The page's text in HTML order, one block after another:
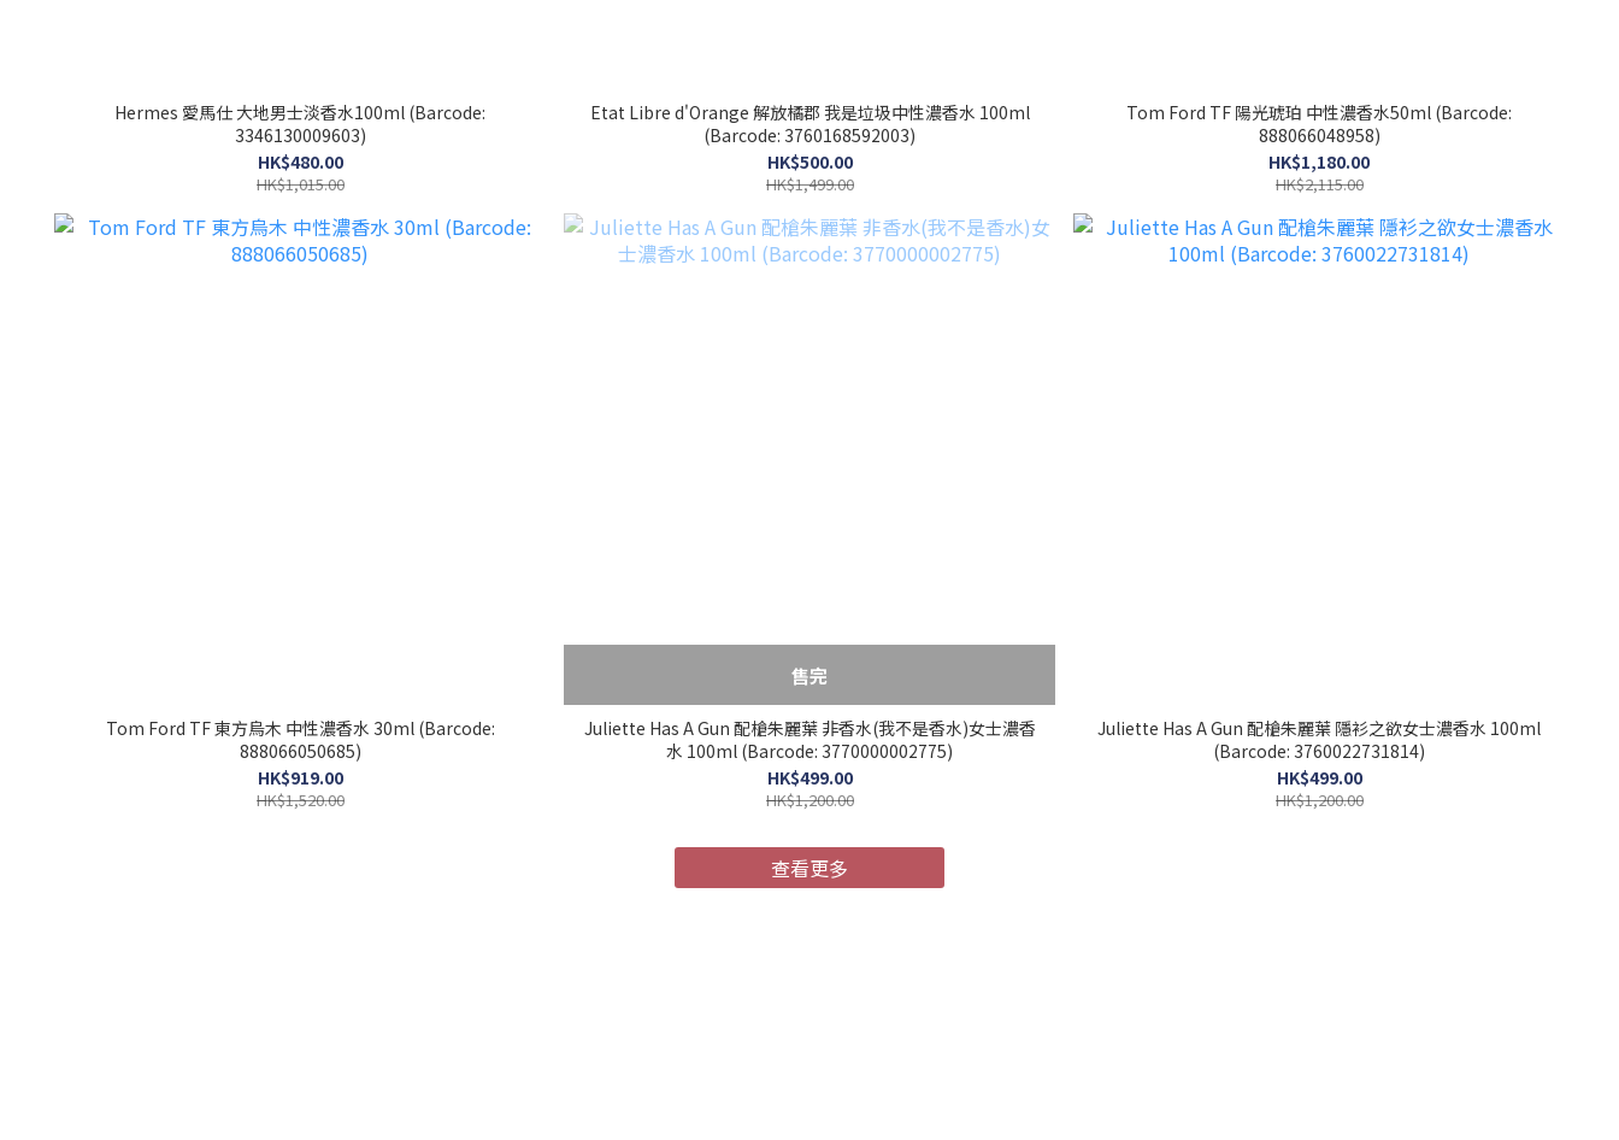
Hermes 愛馬仕 大地男士淡香水100ml (Barcode:
3346130009603)
HK$480.00
HK$1,015.00
Etat Libre d'Orange 解放橘郡 我是垃圾中性濃香水 100ml
(Barcode: 3760168592003)
HK$500.00
HK$1,499.00
Tom Ford TF 陽光琥珀 中性濃香水50ml (Barcode:
888066048958)
HK$1,180.00
HK$2,115.00
Tom Ford TF 東方烏木 中性濃香水 30ml (Barcode:
888066050685)
HK$919.00
HK$1,520.00
售完
Juliette Has A Gun 配槍朱麗葉 非香水(我不是香水)女士濃香
水 100ml (Barcode: 3770000002775)
HK$499.00
HK$1,200.00
Juliette Has A Gun 配槍朱麗葉 隱衫之欲女士濃香水 100ml
(Barcode: 3760022731814)
HK$499.00
HK$1,200.00
查看更多